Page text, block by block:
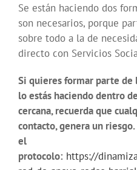
Se están haciendo dos
son necesarios, porque
sobre todo a la de
directo con Servicios
Si quieres formar parte de
lo estás haciendo dentro
cercana, recuerda que
contacto, genera un
el
protocolo: https://